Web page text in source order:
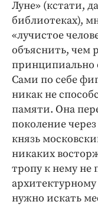
Луне» (кстати,
библиотеках),
«лучистое
объяснить, чем
принципиально
Сами по себе
никак не
памяти. Она
поколение
князь
никаких
тропу к нему не
нужно искать